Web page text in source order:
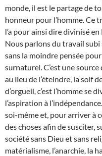
monde, il est le partage de
honneur pour l’homme. Ce
l’a pour ainsi dire divinisé
Nous parlons du travail subi
sans la moindre pensée
surnaturel. C’est une
au lieu de l’éteindre, la soif
d’orgueil, c’est l’homme se
l’aspiration à
soi-même et, pour arriver à
des choses afin de susciter,
société sans Dieu et sans
matérialisme, l’anarchie, la